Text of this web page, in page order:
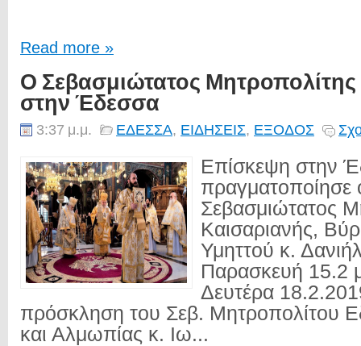
Read more »
Ο Σεβασμιώτατος
στην Έδεσσα
3:37 μ.μ. ΕΔΕΣΣΑ, ΕΙΔΗΣΕΙΣ, ΕΞΟΔΟΣ
Επίσκεψη στην
πραγματοποίησε
Σεβασμιώτατος
Καισαριανής,
Υμηττού κ.
Παρασκευή 15.2
Δευτέρα
πρόσκληση του Σεβ. Μητροπολίτου
και Αλμωπίας κ. Ιω...